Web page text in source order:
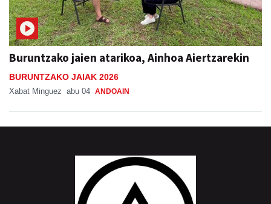
Buruntzako jaien atarikoa, Ainhoa Aiertzarekin
BURUNTZAKO JAIAK 2026
Xabat Minguez abu 04 ANDOAIN